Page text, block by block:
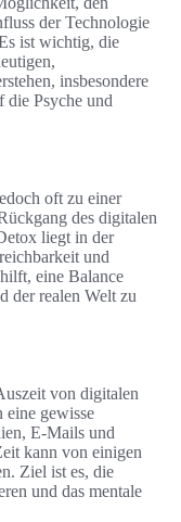
der Technologie
ist wichtig, die
insbesondere
die Psyche und
oft zu einer
des digitalen
liegt in der
und
eine Balance
der realen Welt zu
von digitalen
eine gewisse
E-Mails und
kann von einigen
Ziel ist es, die
und das mentale